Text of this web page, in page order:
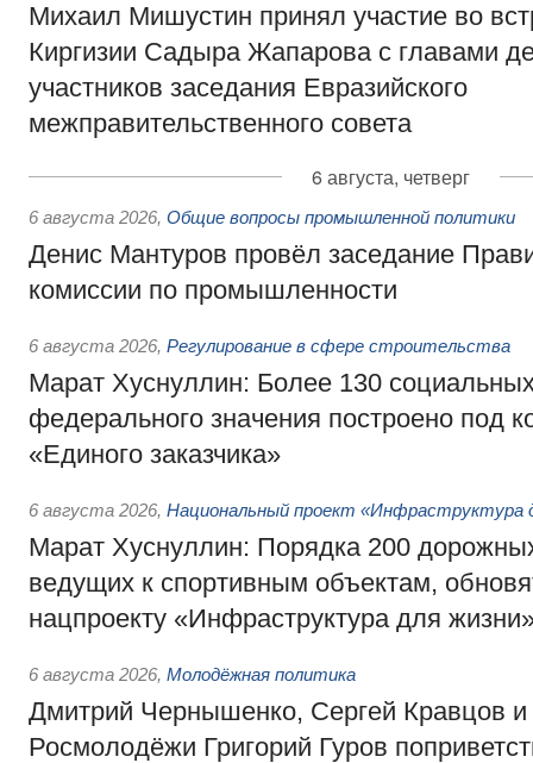
Михаил Мишустин принял участие во
Киргизии Садыра Жапарова с главами
участников заседания Евразийского
межправительственного совета
6 августа, четверг
6 августа 2026, Общие вопросы промышленной политики
Денис Мантуров провёл заседание
комиссии по промышленности
6 августа 2026, Регулирование в сфере строительства
Марат Хуснуллин: Более 130
федерального значения построено под
«Единого заказчика»
6 августа 2026, Национальный проект «Инфраструктура
Марат Хуснуллин: Порядка 200
ведущих к спортивным объектам,
нацпроекту «Инфраструктура для
6 августа 2026, Молодёжная политика
Дмитрий Чернышенко, Сергей Кравцов и
Росмолодёжи Григорий Гуров